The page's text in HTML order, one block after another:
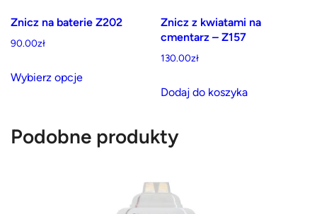
produktu
Znicz na baterie Z202
90.00zł
Wybierz opcje
wariantów.
Znicz z kwiatami na
cmentarz – Z157
130.00zł
Dodaj do koszyka
Podobne produkty